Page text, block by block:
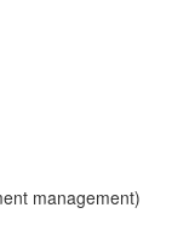
management)